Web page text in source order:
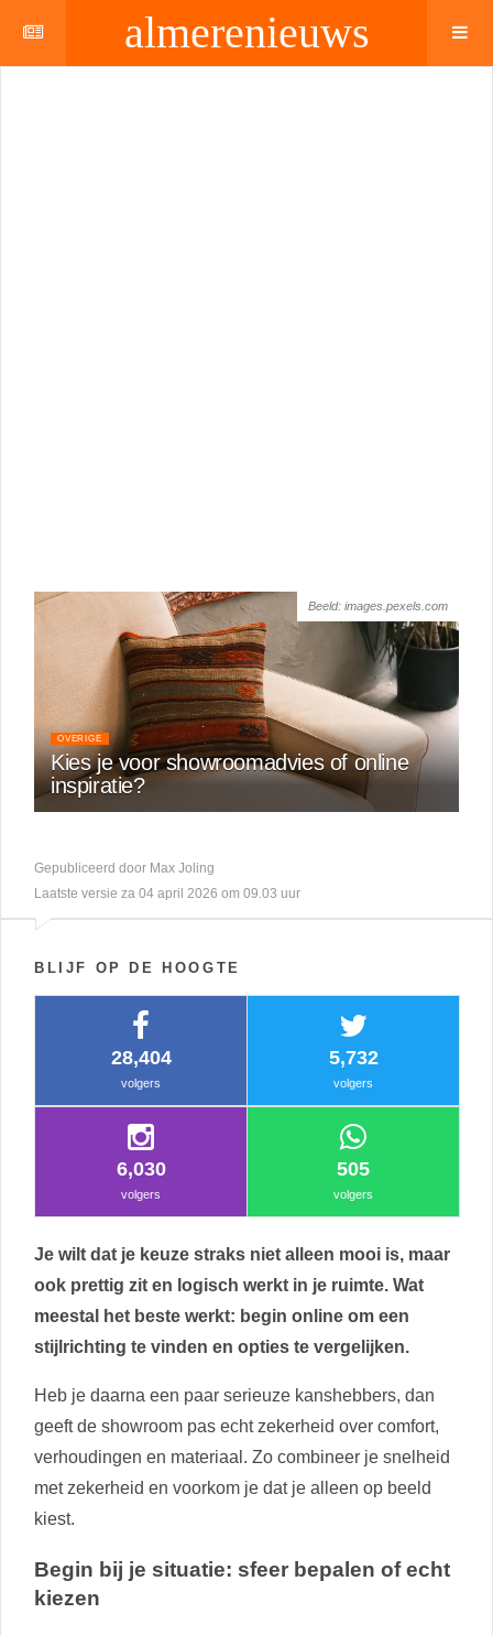
almerenieuws
Beeld: images.pexels.com
OVERIGE
Kies je voor showroomadvies of online
inspiratie?
Gepubliceerd door Max Joling
Laatste versie za 04 april 2026 om 09.03 uur
BLIJF OP DE HOOGTE
28,404
volgers
5,732
volgers
6,030
volgers
505
volgers
Je wilt dat je keuze straks niet alleen mooi is, maar
ook prettig zit en logisch werkt in je ruimte. Wat
meestal het beste werkt: begin online om een
stijlrichting te vinden en opties te vergelijken.
Heb je daarna een paar serieuze kanshebbers, dan
geeft de showroom pas echt zekerheid over comfort,
verhoudingen en materiaal. Zo combineer je snelheid
met zekerheid en voorkom je dat je alleen op beeld
kiest.
Begin bij je situatie: sfeer bepalen of echt
kiezen